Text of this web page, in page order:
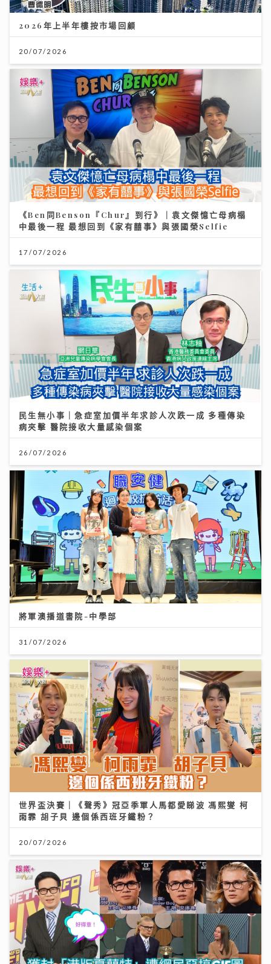
2026年上半年樓按市場回顧
20/07/2026
《Ben同Benson『Chur』到行》｜袁文傑憶亡母病榻
中最後一程 最想回到《家有囍事》與張國榮Selfie
17/07/2026
民生無小事｜急症室加價半年求診人次跌一成 多種傳染
病夾擊 醫院接收大量感染個案
26/07/2026
將軍澳播道書院-中學部
31/07/2026
世界盃決賽｜《聲秀》冠亞季軍人馬都愛睇波 馮熙燮 柯
雨霏 胡子貝 邊個係西班牙鐵粉？
20/07/2026